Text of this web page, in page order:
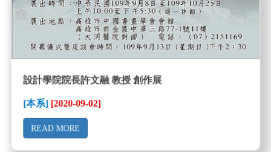
設計學院院長許文融 教授 創作展
[本系] [2020-09-02]
READ MORE